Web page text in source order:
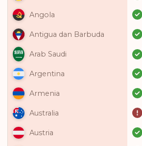
Angola
Antigua dan Barbuda
Arab Saudi
Argentina
Armenia
Australia
Austria